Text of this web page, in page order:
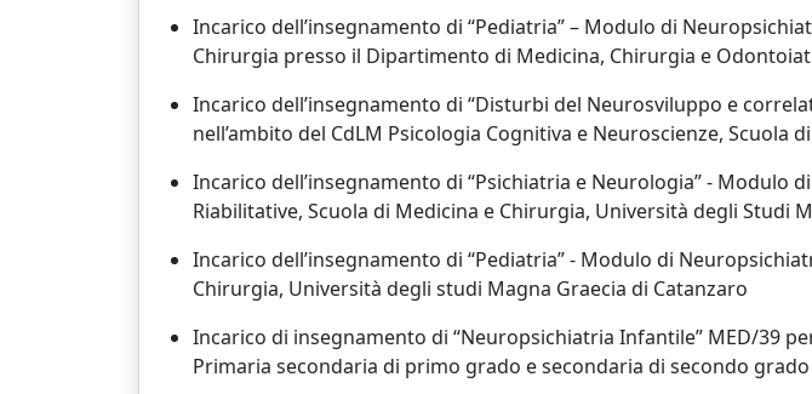
Incarico dell’insegnamento di “Pediatria” – Modulo di
Chirurgia presso il Dipartimento di Medicina, Chirurgia e
Incarico dell’insegnamento di “Disturbi del Neurosviluppo e
nell’ambito del CdLM Psicologia Cognitiva e Neuroscienze,
Incarico dell’insegnamento di “Psichiatria e Neurologia” - Modulo
Riabilitative, Scuola di Medicina e Chirurgia, Università degli Studi
Incarico dell’insegnamento di “Pediatria” - Modulo di
Chirurgia, Università degli studi Magna Graecia di Catanzaro
Incarico di insegnamento di “Neuropsichiatria Infantile” MED/39
Primaria secondaria di primo grado e secondaria di secondo grado